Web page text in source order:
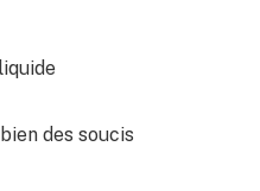
des soucis